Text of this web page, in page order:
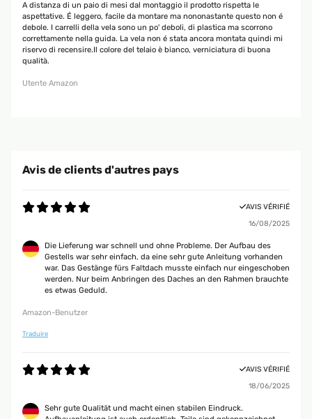
A distanza di un paio di mesi dal montaggio il prodotto rispetta le
aspettative. É leggero, facile da montare ma nononastante questo non é
debole. I carrelli della vela sono un po' deboli, di plastica ma scorrono
correttamente nella guida. La vela non é stata ancora montata quindi mi
riservo di recensire.Il colore del telaio è bianco, verniciatura di buona
qualità.
Utente Amazon
Avis de clients d'autres pays
AVIS VÉRIFIÉ
16/08/2025
Die Lieferung war schnell und ohne Probleme. Der Aufbau des
Gestells war sehr einfach, da eine sehr gute Anleitung vorhanden
war. Das Gestänge fürs Faltdach musste einfach nur eingeschoben
werden. Nur beim Anbringen des Daches an den Rahmen brauchte
es etwas Geduld.
Amazon-Benutzer
Traduire
AVIS VÉRIFIÉ
18/06/2025
Sehr gute Qualität und macht einen stabilen Eindruck.